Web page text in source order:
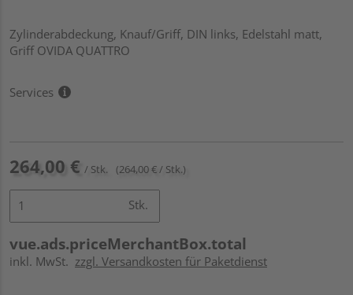
Zylinderabdeckung, Knauf/Griff, DIN links, Edelstahl matt,
Griff OVIDA QUATTRO
Services
264,00 € / Stk. (264,00 € / Stk.)
Stk.
vue.ads.priceMerchantBox.total
inkl. MwSt. zzgl. Versandkosten für Paketdienst